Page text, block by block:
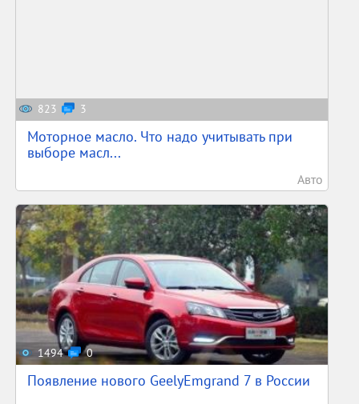
823 3
Моторное масло. Что надо учитывать при
выборе масл...
Авто
1494 0
Появление нового GeelyEmgrand 7 в России